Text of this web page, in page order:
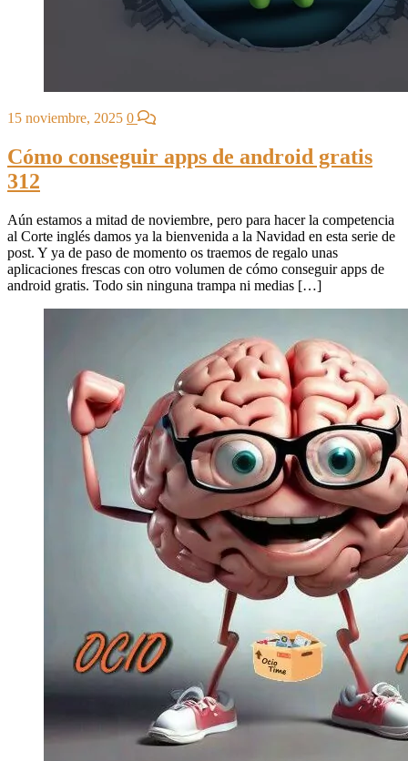
15 noviembre, 2025 0
Cómo conseguir apps de android gratis
312
Aún estamos a mitad de noviembre, pero para hacer la competencia
al Corte inglés damos ya la bienvenida a la Navidad en esta serie de
post. Y ya de paso de momento os traemos de regalo unas
aplicaciones frescas con otro volumen de cómo conseguir apps de
android gratis. Todo sin ninguna trampa ni medias […]